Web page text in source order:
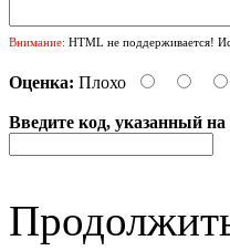
Внимание: HTML не поддерживается!
Оценка: Плохо
Введите код, указанный на